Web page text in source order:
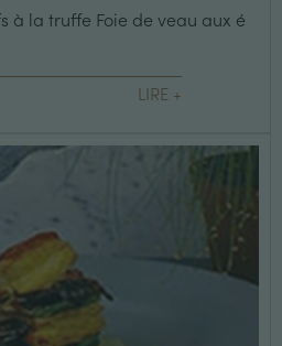
à la truffe Foie de veau aux é
LIRE +